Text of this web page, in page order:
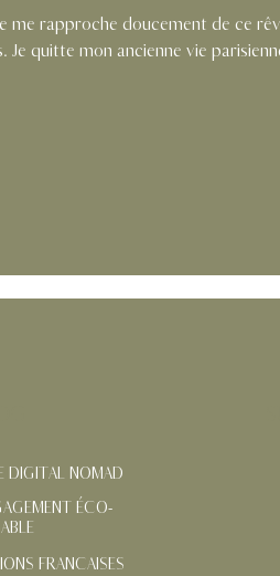
me rapproche doucement de ce
titillait depuis des mois. Je quitte mon ancienne vie
DIGITAL NOMAD
ÉCO-
FRANÇAISES